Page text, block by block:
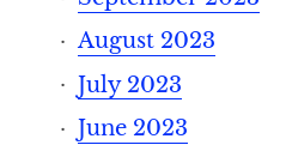
August 2023
July 2023
June 2023